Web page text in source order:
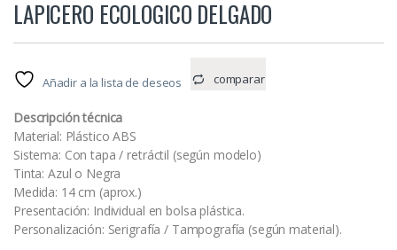
LAPICERO ECOLOGICO DELGADO
Añadir a la lista de deseos comparar
Descripción técnica
Material: Plástico ABS
Sistema: Con tapa / retráctil (según modelo)
Tinta: Azul o Negra
Medida: 14 cm (aprox.)
Presentación: Individual en bolsa plástica.
Personalización: Serigrafía / Tampografía (según material).